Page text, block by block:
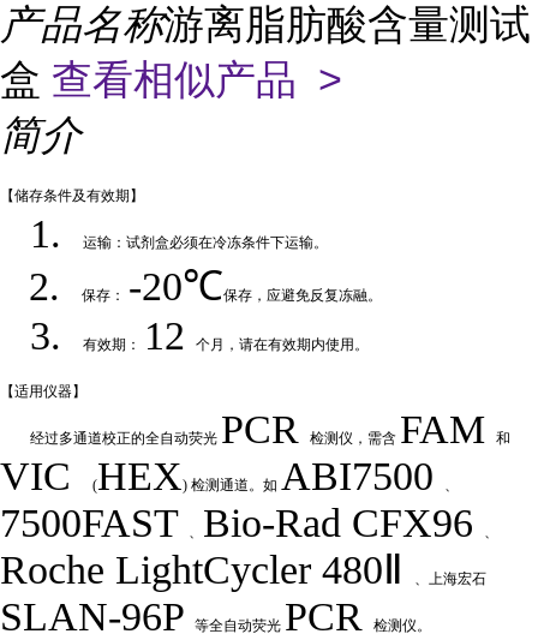
产品名称游离脂肪酸含量测试
盒 查看相似产品 >
简介
【储存条件及有效期】
1.运输：试剂盒必须在冷冻条件下运输。
2.保存： -20℃保存，应避免反复冻融。
3. 有效期： 12 个月，请在有效期内使用 。
【适用仪器】
经过多通道校正的全自动荧光 PCR 检测仪，需含 FAM 和
VIC(HEX) 检测通道。如ABI7500 、
7500FAST 、 Bio-Rad CFX96 、
Roche LightCycler 480Ⅱ 、上海宏石
SLAN-96P等全自动荧光 PCR检测仪。